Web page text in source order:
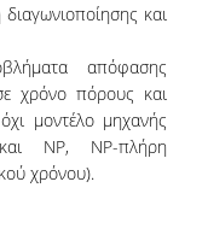
ΓΙΑ ΤΙΣ
&
και
απόφασης
χρόνο πόρους και
μοντέλο μηχανής
ΝP, NP-πλήρη
χρόνου).